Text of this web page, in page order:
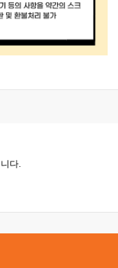
다.